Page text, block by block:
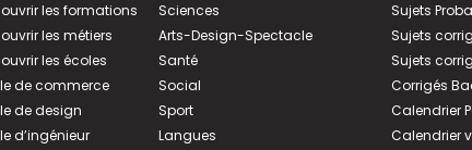
les formations
les métiers
les écoles
de commerce
de design
d’ingénieur
Sciences
Arts-Design-Spectacle
Santé
Social
Sport
Langues
Sujets
Sujets
Sujets
Corrigés
Calendrier
Calendrier